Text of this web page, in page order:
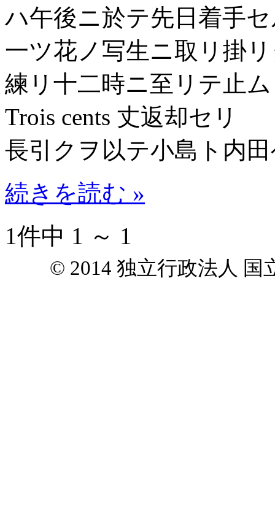
ハ午後ニ於テ先日着手
一ツ花ノ写生ニ取リ掛
練リ十二時ニ至リテ
Trois cents 丈返却セリ
長引クヲ以テ小島ト内
続きを読む »
1件中 1 ～ 1
© 2014 独立行政法人 国